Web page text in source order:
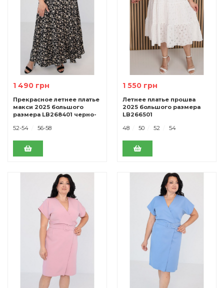
1 490 грн
Прекрасное летнее платье
макси 2025 большого
размера LB268401 черно-
52-54
56-58
1 550 грн
Летнее платье прошва
2025 большого размера
LB266501
48
50 52 54